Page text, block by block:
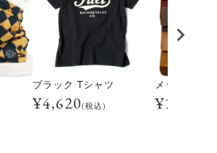
ブラック Tシャツ
¥4,620(税込)
メッセンジ
¥16,500